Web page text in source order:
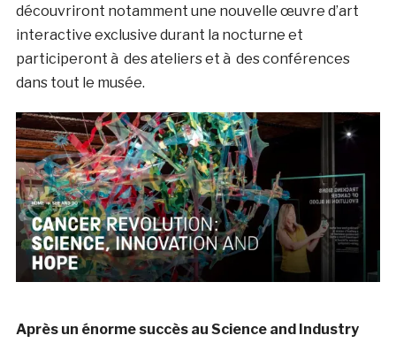
découvriront notamment une nouvelle œuvre d’art
interactive exclusive durant la nocturne et
participeront à des ateliers et à des conférences
dans tout le musée.
Après un énorme succès au Science and Industry